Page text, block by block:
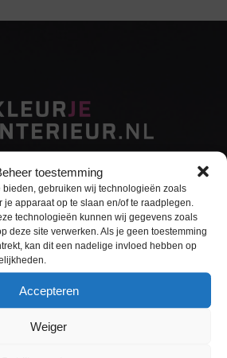
toestemming
bieden, gebruiken wij technologieën zoals
apparaat op te slaan en/of te raadplegen.
technologieën kunnen wij gegevens zoals
deze site verwerken. Als je geen toestemming
kan dit een nadelige invloed hebben op
Accepteren
Weiger
Sitemap
Home
Interieurfolie